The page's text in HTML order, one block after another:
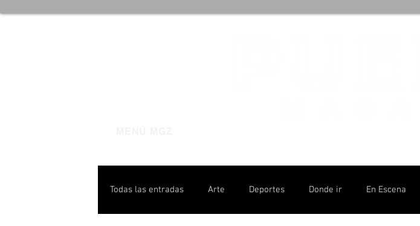
Todas las entradas Arte Deportes Donde ir En Escena